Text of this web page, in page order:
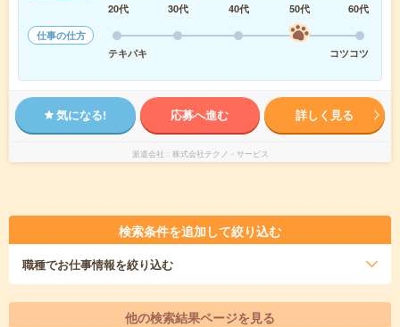
20代
30代 40代 50代
60代
仕事の仕方
テキパキ
コツコツ
気になる! 応募へ進む 詳しく見る
派遣会社 株式会社テクノ・サービス
検索条件を追加して絞り込む
職種でお仕事情報を絞り込む
他の検索結果ページを見る